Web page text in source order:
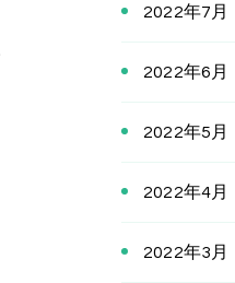
2022年7月
2022年6月
2022年5月
2022年4月
2022年3月